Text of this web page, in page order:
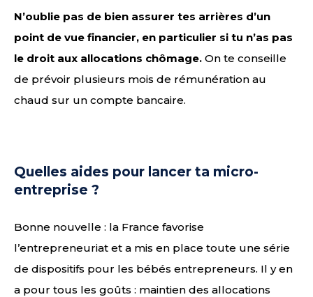
N’oublie pas de bien assurer tes arrières d’un
point de vue financier, en particulier si tu n’as pas
le droit aux allocations chômage. On te conseille
de prévoir plusieurs mois de rémunération au
chaud sur un compte bancaire.
Quelles aides pour lancer ta micro-
entreprise ?
Bonne nouvelle : la France favorise
l’entrepreneuriat et a mis en place toute une série
de dispositifs pour les bébés entrepreneurs. Il y en
a pour tous les goûts : maintien des allocations